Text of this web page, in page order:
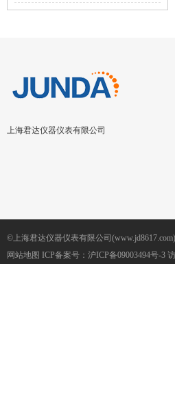
哪些事项？
上海君达仪器仪表有限公司
©上海君达仪器仪表有限公司
网站地图 ICP备案号： 沪ICP备09003494号-3